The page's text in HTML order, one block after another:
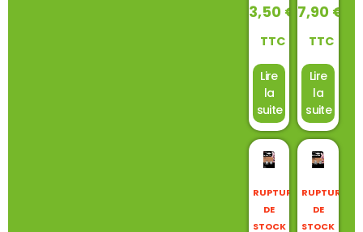
3,50 €
TTC
Lire
la
suite
7,90 €
TTC
Lire
la
suite
RUPTURE
DE
STOCK
RUPTURE
DE
STOCK